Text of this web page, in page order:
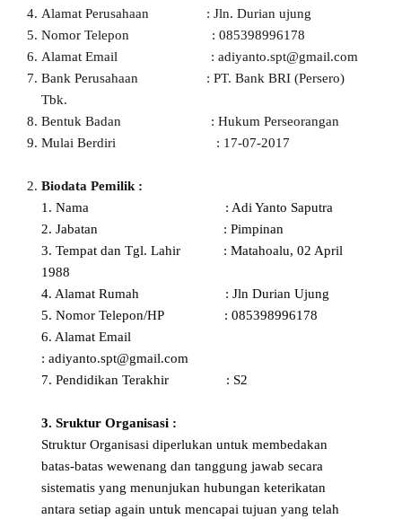
Alamat Perusahaan : Jln. Durian ujung
Nomor Telepon : 085398996178
Alamat Email : adiyanto.spt@gmail.com
Bank Perusahaan : PT. Bank BRI (Persero)
Tbk.
Bentuk Badan : Hukum Perseorangan
Mulai Berdiri : 17-07-2017
Biodata Pemilik :
1. Nama : Adi Yanto Saputra
2. Jabatan : Pimpinan
3. Tempat dan Tgl. Lahir : Matahoalu, 02 April
1988
4. Alamat Rumah : Jln Durian Ujung
5. Nomor Telepon/HP : 085398996178
6. Alamat Email
: adiyanto.spt@gmail.com
7. Pendidikan Terakhir : S2
3. Sruktur Organisasi :
Struktur Organisasi diperlukan untuk membedakan
batas-batas wewenang dan tanggung jawab secara
sistematis yang menunjukan hubungan keterikatan
antara setiap again untuk mencapai tujuan yang telah